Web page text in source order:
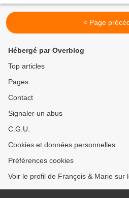
< Page
Hébergé par Overblog
Top articles
Pages
Contact
Signaler un abus
C.G.U.
Cookies et données personnelles
Préférences cookies
Voir le profil de François & Marie sur